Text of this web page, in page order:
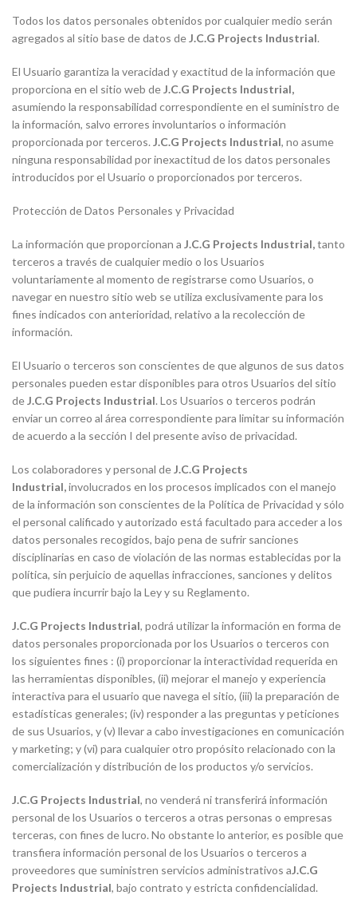
Todos los datos personales obtenidos por cualquier medio serán
agregados al sitio base de datos deJ.C.G Projects Industrial.
El Usuario garantiza la veracidad y exactitud de la información que
proporciona en el sitio web deJ.C.G Projects Industrial,
asumiendo la responsabilidad correspondiente en el suministro de
la información, salvo errores involuntarios o información
proporcionada por terceros. J.C.G Projects Industrial, no asume
ninguna responsabilidad por inexactitud de los datos personales
introducidos por el Usuario o proporcionados por terceros.
Protección de Datos Personales y Privacidad
La información que proporcionan a J.C.G Projects Industrial,tanto
terceros a través de cualquier medio o los Usuarios
voluntariamente al momento de registrarse como Usuarios, o
navegar en nuestro sitio web se utiliza exclusivamente para los
fines indicados con anterioridad, relativo a la recolección de
información.
El Usuario o terceros son conscientes de que algunos de sus datos
personales pueden estar disponibles para otros Usuarios del sitio
deJ.C.G Projects Industrial. Los Usuarios o terceros podrán
enviar un correo al área correspondiente para limitar su información
de acuerdo a la sección I del presente aviso de privacidad.
Los colaboradores y personal deJ.C.G Projects
Industrial,involucrados en los procesos implicados con el manejo
de la información son conscientes de la Política de Privacidad y sólo
el personal calificado y autorizado está facultado para acceder a los
datos personales recogidos, bajo pena de sufrir sanciones
disciplinarias en caso de violación de las normas establecidas por la
política, sin perjuicio de aquellas infracciones, sanciones y delitos
que pudiera incurrir bajo la Ley y su Reglamento.
J.C.G Projects Industrial, podrá utilizar la información en forma de
datos personales proporcionada por los Usuarios o terceros con
los siguientes fines : (i) proporcionar la interactividad requerida en
las herramientas disponibles, (ii) mejorar el manejo y experiencia
interactiva para el usuario que navega el sitio, (iii) la preparación de
estadísticas generales; (iv) responder a las preguntas y peticiones
de sus Usuarios, y (v) llevar a cabo investigaciones en comunicación
y marketing; y (vi) para cualquier otro propósito relacionado con la
comercialización y distribución de los productos y/o servicios.
J.C.G Projects Industrial, no venderá ni transferirá información
personal de los Usuarios o terceros a otras personas o empresas
terceras, con fines de lucro. No obstante lo anterior, es posible que
transfiera información personal de los Usuarios o terceros a
proveedores que suministren servicios administrativos aJ.C.G
Projects Industrial, bajo contrato y estricta confidencialidad.